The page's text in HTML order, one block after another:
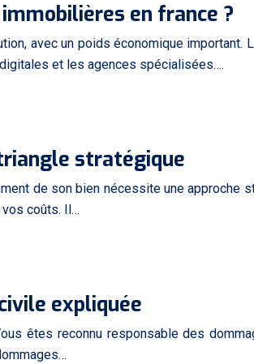
en france ?
avec un poids économique important.
et les agences spécialisées….
stratégique
de son bien nécessite une approche
coûts. Il…
expliquée
êtes reconnu responsable des